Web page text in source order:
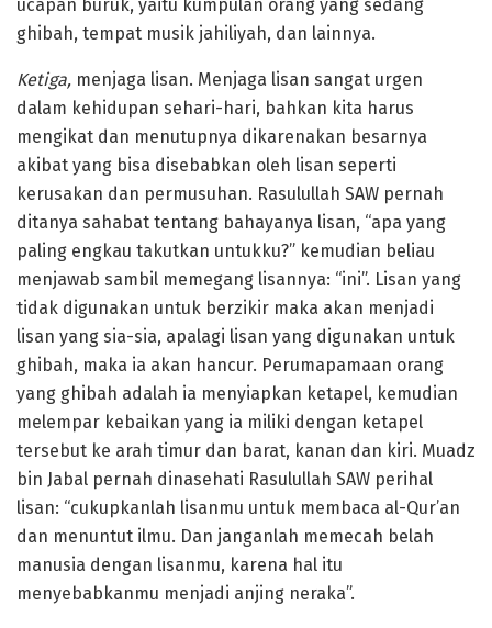
ucapan buruk, yaitu kumpulan orang yang sedang
ghibah, tempat musik jahiliyah, dan lainnya.
Ketiga, menjaga lisan. Menjaga lisan sangat urgen
dalam kehidupan sehari-hari, bahkan kita harus
mengikat dan menutupnya dikarenakan besarnya
akibat yang bisa disebabkan oleh lisan seperti
kerusakan dan permusuhan. Rasulullah SAW pernah
ditanya sahabat tentang bahayanya lisan, “apa yang
paling engkau takutkan untukku?” kemudian beliau
menjawab sambil memegang lisannya: “ini”. Lisan yang
tidak digunakan untuk berzikir maka akan menjadi
lisan yang sia-sia, apalagi lisan yang digunakan untuk
ghibah, maka ia akan hancur. Perumapamaan orang
yang ghibah adalah ia menyiapkan ketapel, kemudian
melempar kebaikan yang ia miliki dengan ketapel
tersebut ke arah timur dan barat, kanan dan kiri. Muadz
bin Jabal pernah dinasehati Rasulullah SAW perihal
lisan: “cukupkanlah lisanmu untuk membaca al-Qur’an
dan menuntut ilmu. Dan janganlah memecah belah
manusia dengan lisanmu, karena hal itu
menyebabkanmu menjadi anjing neraka”.